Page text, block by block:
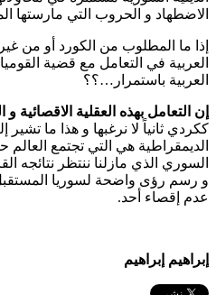
الاضطهاد و الحروب التي مارستها
إذا ما المطلوب من الكورد أو من
العربية في التعامل مع قضية
العربية باستمرار…؟؟
إن التعامل بهذه العقلية
ككردي ثانياً لا نرغبها و هذا ما
الديمقراطية هي التي تجتمع
السوري الذي مازلنا ننتظر نتائجه
و رسم رؤى واضحة لسوريا
عدم إقصاء أحد.
إبراهيم إبراهيم